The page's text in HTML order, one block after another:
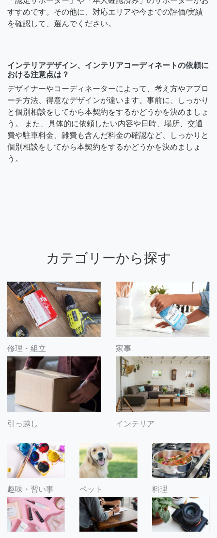
すすめです。その他に、対応エリアや今までの評価/実績
を確認して、選んでください。
インテリアデザイン、インテリアコーディネートの依頼に
おける注意点は？
デザイナーやコーディネーターによって、考え方やアプロ
ーチ方法、得意なデザインが違います。事前に、しっかり
と個別相談をしてから本契約をするかどうかを決めましょ
う。 また、具体的に依頼したい内容や日時、場所、交通
費や駐車料金、雑費も含んだ料金の確認など、しっかりと
個別相談をしてから本契約をするかどうかを決めましょ
う。
カテゴリーから探す
修理・組立 家事
引っ越し インテリア
趣味・習い事 ペット 料理